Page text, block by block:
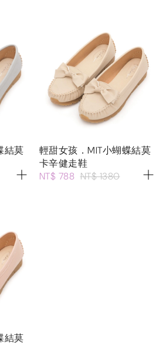
結莫
輕甜女孩．MIT小蝴蝶結莫
卡辛健走鞋
NT$ 788 NT$ 1380
結莫